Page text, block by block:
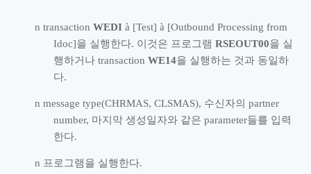
n transactionWEDI à [Test]à [Outbound Processing from
Idoc]을 실행한다. 이것은 프로그램 RSEOUT00을 실
행하거나transaction WE14을 실행하는 것과 동일하
다.
n message type(CHRMAS, CLSMAS), 수신자의 partner
number, 마지막 생성일자와 같은 parameter들를 입력
한다.
n 프로그램을 실행한다.